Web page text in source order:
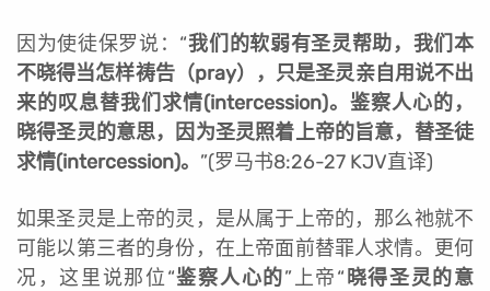
因为使徒保罗说：“我们的软弱有圣灵帮助，我们本
不晓得当怎样祷告（pray），只是圣灵亲自用说不出
来的叹息替我们求情(intercession)。鉴察人心的，
晓得圣灵的意思，因为圣灵照着上帝的旨意，替圣徒
求情(intercession)。 ”(罗马书8:26-27 KJV直译)
如果圣灵是上帝的灵，是从属于上帝的，那么祂就不
可能以第三者的身份，在上帝面前替罪人求情。更何
况，这里说那位“鉴察人心的”上帝“晓得圣灵的意